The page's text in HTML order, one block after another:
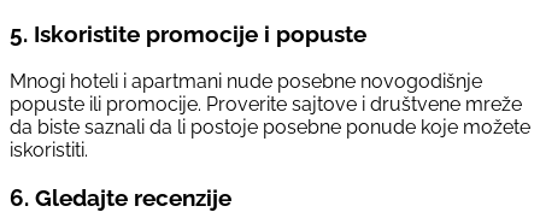
5. Iskoristite promocije i popuste
Mnogi hoteli i apartmani nude posebne novogodišnje
popuste ili promocije. Proverite sajtove i društvene mreže
da biste saznali da li postoje posebne ponude koje možete
iskoristiti.
6. Gledajte recenzije